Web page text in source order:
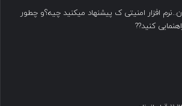
افزار امنیتی ک پیشنهاد میکنید چیه؟و چطور
کنید??